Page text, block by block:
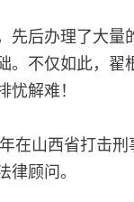
先后办理了大
。不仅如此，翟
忧解难！
在山西省打击
律顾问。